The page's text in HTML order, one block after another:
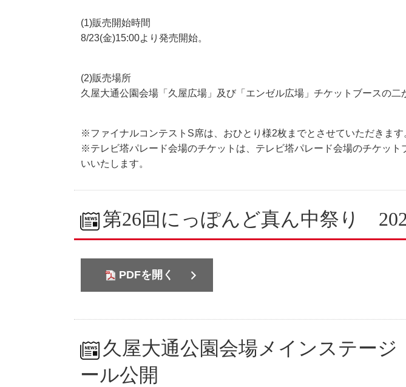
(1)販売開始時間
8/23(金)15:00より発売開始。
(2)販売場所
久屋大通公園会場「久屋広場」及び「エンゼル広場」チケットブースの二
※ファイナルコンテストS席は、おひとり様2枚までとさせていただきます
※テレビ塔パレード会場のチケットは、テレビ塔パレード会場のチケット
いいたします。
第26回にっぽんど真ん中祭り
PDFを開く
久屋大通公園会場メインステー
ール公開